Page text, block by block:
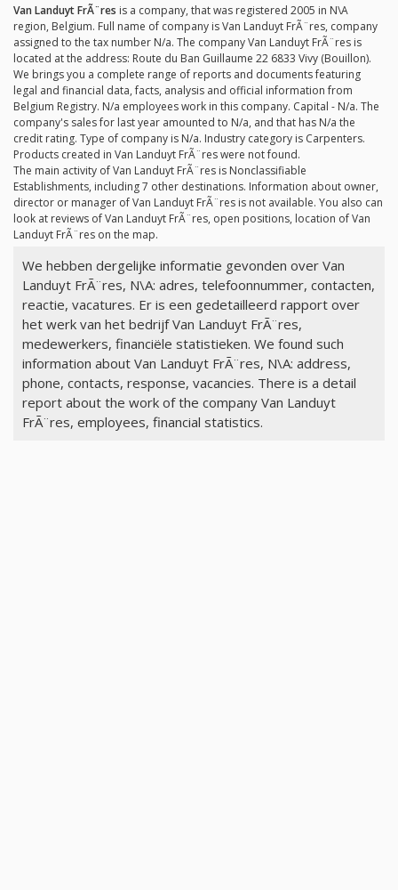
Van Landuyt FrÃ¨res is a company, that was registered 2005 in N\A
region, Belgium. Full name of company is Van Landuyt FrÃ¨res, company
assigned to the tax number N/a. The company Van Landuyt FrÃ¨res is
located at the address: Route du Ban Guillaume 22 6833 Vivy (Bouillon).
We brings you a complete range of reports and documents featuring
legal and financial data, facts, analysis and official information from
Belgium Registry. N/a employees work in this company. Capital - N/a. The
company's sales for last year amounted to N/a, and that has N/a the
credit rating. Type of company is N/a. Industry category is Carpenters.
Products created in Van Landuyt FrÃ¨res were not found.
The main activity of Van Landuyt FrÃ¨res is Nonclassifiable
Establishments, including 7 other destinations. Information about owner,
director or manager of Van Landuyt FrÃ¨res is not available. You also can
look at reviews of Van Landuyt FrÃ¨res, open positions, location of Van
Landuyt FrÃ¨res on the map.
We hebben dergelijke informatie gevonden over Van
Landuyt FrÃ¨res, N\A: adres, telefoonnummer, contacten,
reactie, vacatures. Er is een gedetailleerd rapport over
het werk van het bedrijf Van Landuyt FrÃ¨res,
medewerkers, financiële statistieken. We found such
information about Van Landuyt FrÃ¨res, N\A: address,
phone, contacts, response, vacancies. There is a detail
report about the work of the company Van Landuyt
FrÃ¨res, employees, financial statistics.